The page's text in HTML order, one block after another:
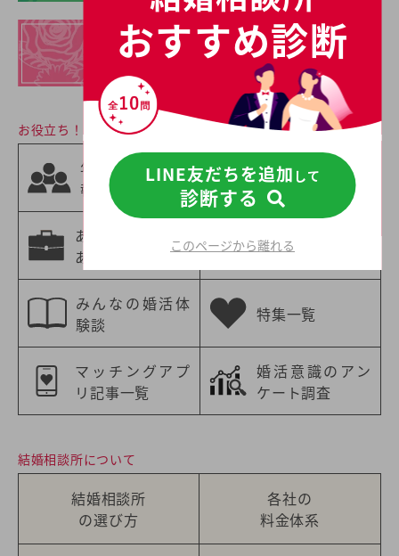
イチオシの
結婚相談所一覧
お役立ち！婚活情報
年齢別の婚活情
報
相手の職業から
選ぶ
婚活情報
あなたの職業に
あった婚活情報
年収別の婚活情
報
みんなの婚活体
験談
特集一覧
マッチングアプ
リ記事一覧
婚活意識のアン
ケート調査
結婚相談所について
結婚相談所
の選び方
各社の
料金体系
おすすめ診断
LINE友だちを追加 して
診断する
このページから離れる